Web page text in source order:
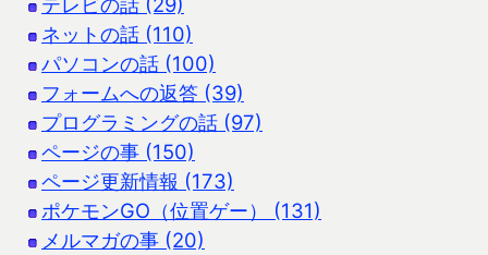
ネットの話 (110)
パソコンの話 (100)
フォームへの返答 (39)
プログラミングの話 (97)
ページの事 (150)
ページ更新情報 (173)
ポケモンGO（位置ゲー） (131)
メルマガの事 (20)